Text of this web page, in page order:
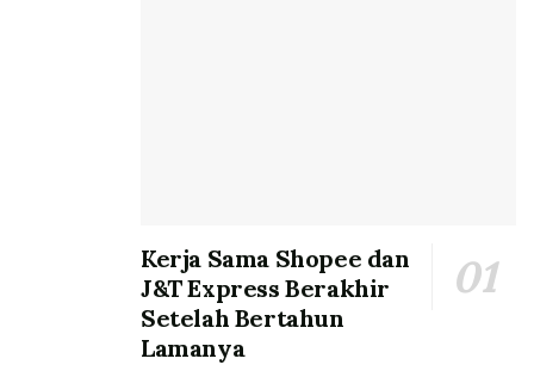
Kerja Sama Shopee dan
J&T Express Berakhir
Setelah Bertahun
Lamanya